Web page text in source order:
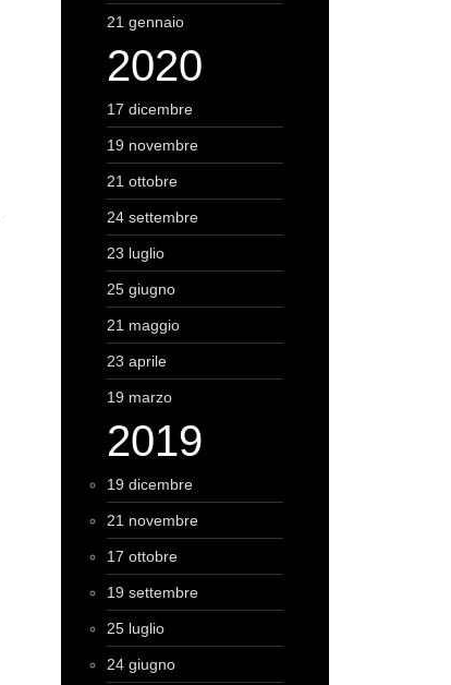
21 gennaio
2020
17 dicembre
19 novembre
21 ottobre
24 settembre
23 luglio
25 giugno
21 maggio
23 aprile
19 marzo
2019
19 dicembre
21 novembre
17 ottobre
19 settembre
25 luglio
24 giugno